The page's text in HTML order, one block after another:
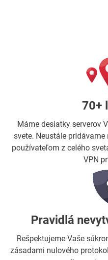
70+
Máme desiatky serverov
svete. Neustále pridávame
používateľom z celého
VPN
Pravidlá
Rešpektujeme Vaše
zásadami nulového